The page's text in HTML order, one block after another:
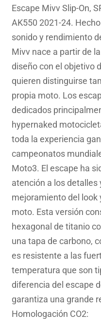
era:
Escape Mivv Slip-On,
AK550 2021-24.
sonido y rendimiento
Mivv nace a partir de
diseño con el objetivo
quieren distinguirse
propia moto. Los
dedicados
hypernaked
toda la experiencia
campeonatos
Moto3. El escape ha
atención a los detalles
mejoramiento del look
moto. Esta versión
hexagonal de titanio
una tapa de carbono,
es resistente a las
temperatura que son
diferencia del escape
garantiza una grande
Homologación CO2: